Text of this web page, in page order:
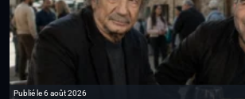
Publié le 6 août 2026